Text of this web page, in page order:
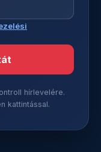
hírlevelére.
kattintással.